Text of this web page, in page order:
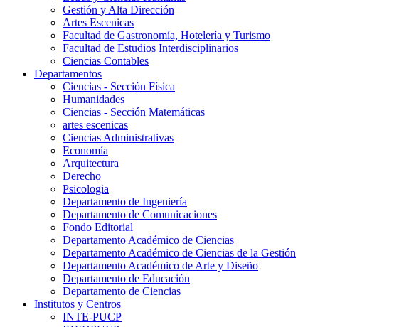
Gestión y Alta Dirección
Artes Escenicas
Facultad de Gastronomía, Hotelería y Turismo
Facultad de Estudios Interdisciplinarios
Ciencias Contables
Departamentos
Ciencias - Sección Física
Humanidades
Ciencias - Sección Matemáticas
artes escenicas
Ciencias Administrativas
Economía
Arquitectura
Derecho
Psicologia
Departamento de Ingeniería
Departamento de Comunicaciones
Fondo Editorial
Departamento Académico de Ciencias
Departamento Académico de Ciencias de la Gestión
Departamento Académico de Arte y Diseño
Departamento de Educación
Departamento de Ciencias
Institutos y Centros
INTE-PUCP